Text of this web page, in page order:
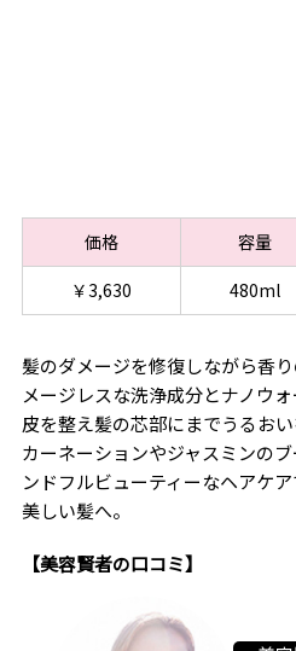
価格 容量
￥3,630
480ml
髪のダメージを修復しながら香
メージレスな洗浄成分とナノウ
皮を整え髪の芯部にまでうるお
カーネーションやジャスミンの
ンドフルビューティーなヘアケ
美しい髪へ。
【美容賢者の口コミ】